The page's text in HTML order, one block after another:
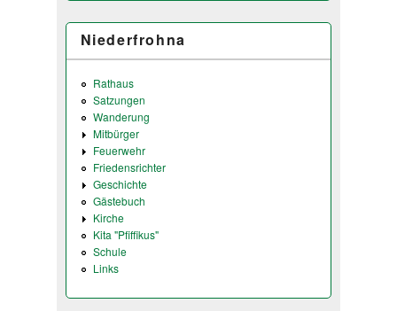
Niederfrohna
Rathaus
Satzungen
Wanderung
Mitbürger
Feuerwehr
Friedensrichter
Geschichte
Gästebuch
Kirche
Kita "Pfiffikus"
Schule
Links